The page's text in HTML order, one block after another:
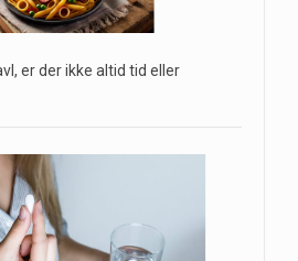
er der ikke altid tid eller